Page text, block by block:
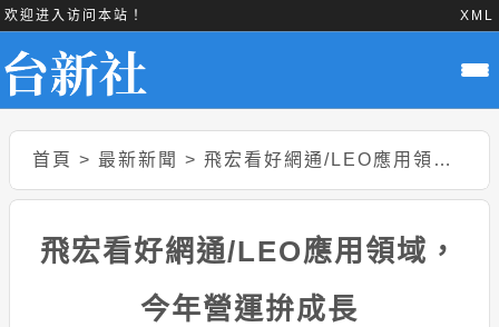
欢迎进入访问本站！ XML
首頁 > 最新新聞 > 飛宏看好網通/LEO應用領域，今年營運拚成長
飛宏看好網通/LEO應用領域，
今年營運拚成長